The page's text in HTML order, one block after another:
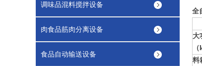
调味品混料搅拌设备
肉食品筋肉分离设备
食品自动输送设备
全
大
料